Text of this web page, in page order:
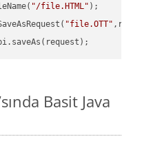
"/file.HTML" );
"file.OTT"
Basit Java